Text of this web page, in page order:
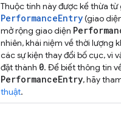
Thuộc tính này được kế thừa từ
PerformanceEntry(giao
mở rộng giao diện
nhiên, khái niệm về thời lượng
các sự kiện thay đổi bố cục, vì
đặt thành 0. Để biết thông tin
PerformanceEntry, hãy
thuật.